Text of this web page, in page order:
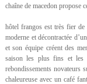
chaîne de macedon propose
hôtel frangos est très fier de
moderne et décontractée
et son équipe créent des
saison les plus fins et les
rebondissements novateurs
chaleureuse avec un café